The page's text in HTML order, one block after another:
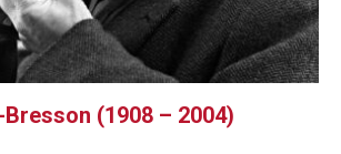
(1908 – 2004)